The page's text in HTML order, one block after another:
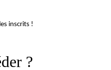
inscrits !
?